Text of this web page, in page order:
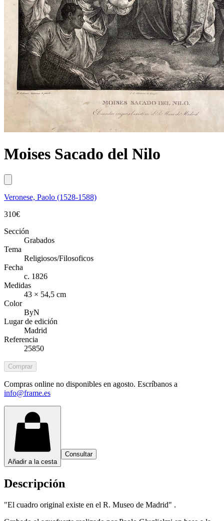
Moises Sacado del Nilo
Veronese, Paolo (1528-1588)
310€
Sección
Grabados
Tema
Religiosos/Filosoficos
Fecha
c. 1826
Medidas
43 × 54,5 cm
Color
ByN
Lugar de edición
Madrid
Referencia
25850
Comprar
Compras online no disponibles en agosto. Escríbanos a
info@frame.es
Añadir a la cesta
Consultar
Descripción
"El cuadro original existe en el R. Museo de Madrid" .